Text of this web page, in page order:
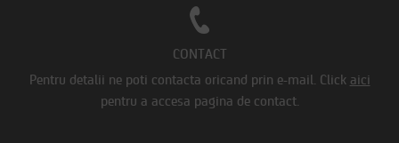
CONTACT
Pentru detalii ne poti contacta oricand prin e-mail. Click aici
pentru a accesa pagina de contact.